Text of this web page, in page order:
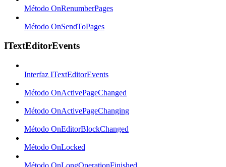
Método OnRenumberPages
Método OnSendToPages
ITextEditorEvents
Interfaz ITextEditorEvents
Método OnActivePageChanged
Método OnActivePageChanging
Método OnEditorBlockChanged
Método OnLocked